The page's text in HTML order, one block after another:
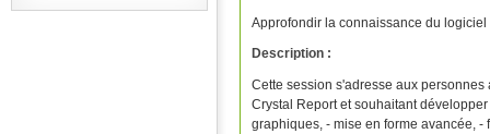
Approfondir la connaissance du
Description :
Cette session s'adresse aux
Crystal Report et souhaitant
graphiques, - mise en forme avancée,